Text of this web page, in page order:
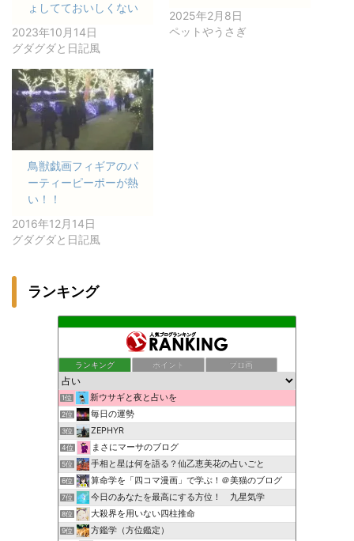
ょしてておいしくない
2023年10月14日
グダグダと日記風
2025年2月8日
ペットやうさぎ
鳥獣戯画フィギアのパ
ーティーピーポーが熱
い！！
2016年12月14日
グダグダと日記風
ランキング
ランキング ポイント ブロ画
1位 新ウサギと夜と占いを
2位 毎日の運勢
3位 ZEPHYR
4位 まさにマーサのブログ
5位 手相と星は何を語る？仙乙恵美花の占いごと
6位 算命学を「四コマ漫画」で学ぶ！＠美猫のブログ
7位 今日のあなたを最高にする方位！ 九星気学
8位 大殺界を用いない四柱推命
9位 方鑑学（方位鑑定）